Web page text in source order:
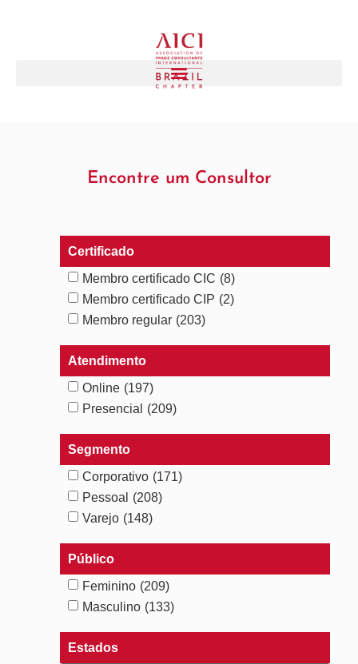
Encontre um Consultor
Certificado
Membro certificado CIC (8)
Membro certificado CIP (2)
Membro regular (203)
Atendimento
Online (197)
Presencial
(209)
Segmento
Corporativo (171)
Pessoal
(208)
Varejo (148)
Público
Feminino (209)
Masculino (133)
Estados